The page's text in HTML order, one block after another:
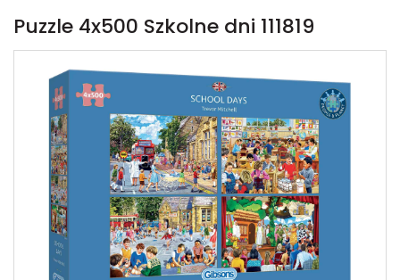
Puzzle 4x500 Szkolne dni 111819